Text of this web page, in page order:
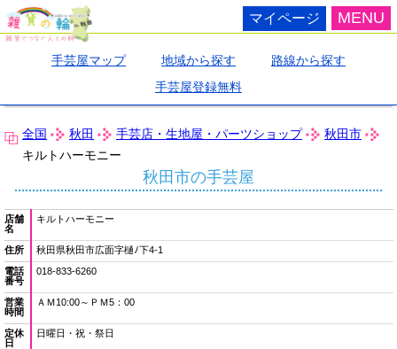
MENU
マイページ
手芸屋マップ 地域から探す
路線から探す
手芸屋登録無料
全国 秋田 手芸店・生地屋・パーツショップ
秋田市
キルトハーモニー
秋田市の手芸屋
店舗
名
キルトハーモニー
住所
秋田県秋田市広面字樋ﾉ下4-1
電話
番号
018-833-6260
営業
時間
ＡＭ10:00～ＰＭ5：00
定休
日
日曜日・祝・祭日